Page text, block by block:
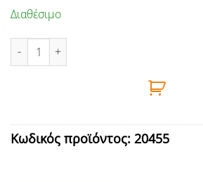
Διαθέσιμο
ΑΡΜΟΚΟΛΛΑ ΠΟΛΥΟΥΡΕΘΑΝΗΣ ΛΕΥΚΗ PU
Κωδικός προϊόντος: 20455